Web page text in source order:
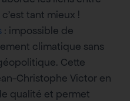
tant mieux !
: impossible de
climatique sans
Cette
Christophe Victor en
qualité et permet